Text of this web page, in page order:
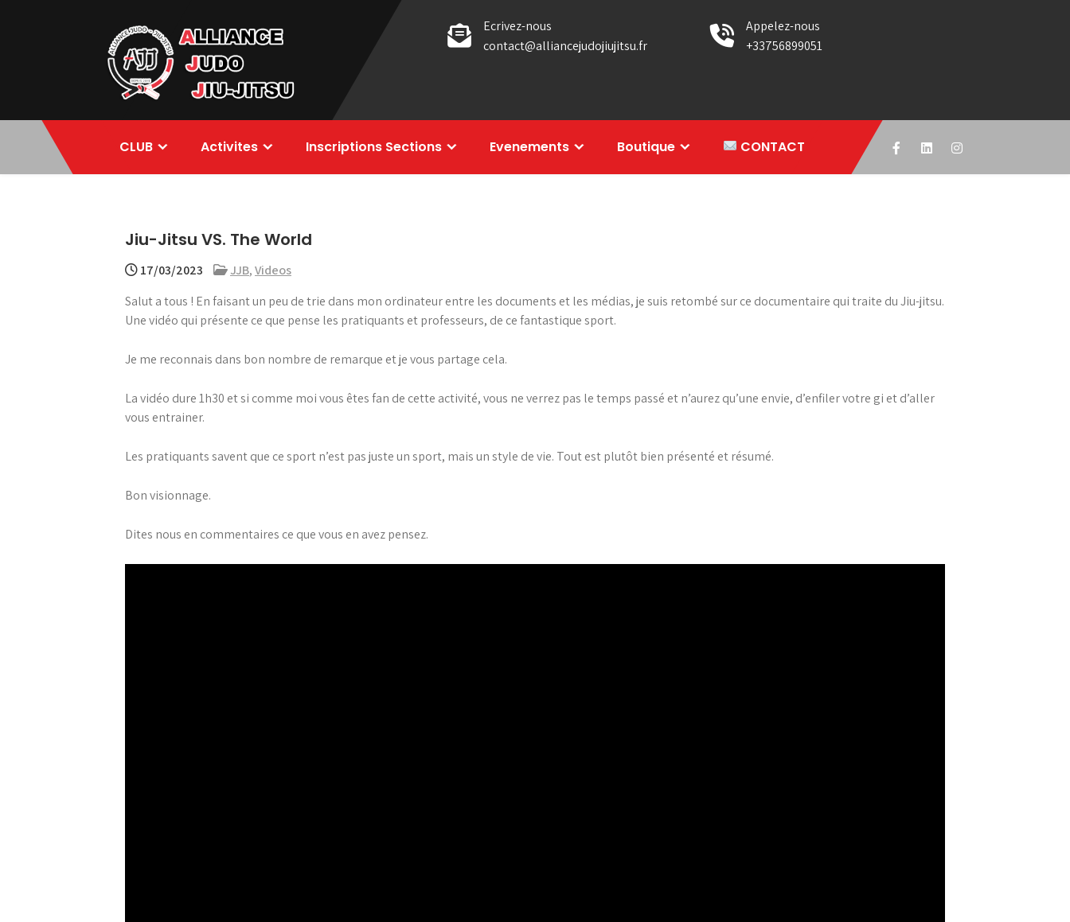
Alliance Judo
Jiu-jitsu
Ecrivez-nous
contact@alliancejudojiujitsu.fr
Appelez-nous
+33756899051
CLUB Activites Inscriptions Sections Evenements Boutique CONTACT
Jiu-Jitsu VS. The World
17/03/2023 JJB,Videos
Salut a tous ! En faisant un peu de trie dans mon ordinateur entre les documents et les médias, je suis retombé sur ce documentaire qui traite du Jiu-jitsu.
Une vidéo qui présente ce que pense les pratiquants et professeurs, de ce fantastique sport.
Je me reconnais dans bon nombre de remarque et je vous partage cela.
La vidéo dure 1h30 et si comme moi vous êtes fan de cette activité, vous ne verrez pas le temps passé et n’aurez qu’une envie, d’enfiler votre gi et d’aller
vous entrainer.
Les pratiquants savent que ce sport n’est pas juste un sport, mais un style de vie. Tout est plutôt bien présenté et résumé.
Bon visionnage.
Dites nous en commentaires ce que vous en avez pensez.